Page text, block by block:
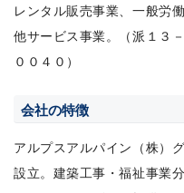
レンタル販売事業、一般労
他サービス事業。（派１３
００４０）
会社の特徴
アルプスアルパイン（株）
設立。建築工事・福祉事業